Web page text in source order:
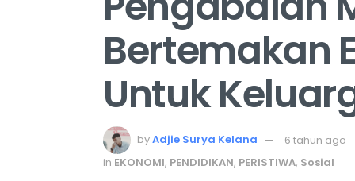
Bertemakan
Untuk
byAdjie Surya Kelana
6 tahun ago
in EKONOMI, PENDIDIKAN, PERISTIWA, Sosial